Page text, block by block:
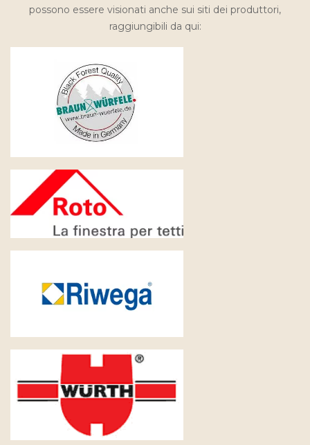
possono essere visionati anche sui siti dei produttori,
raggiungibili da qui: